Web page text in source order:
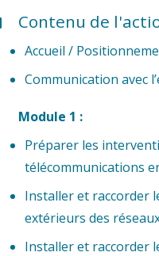
Contenu de
Accueil /
Communication avec
Module 1 :
Préparer les
télécommunications
Installer et raccorder
extérieurs des
Installer et raccorder